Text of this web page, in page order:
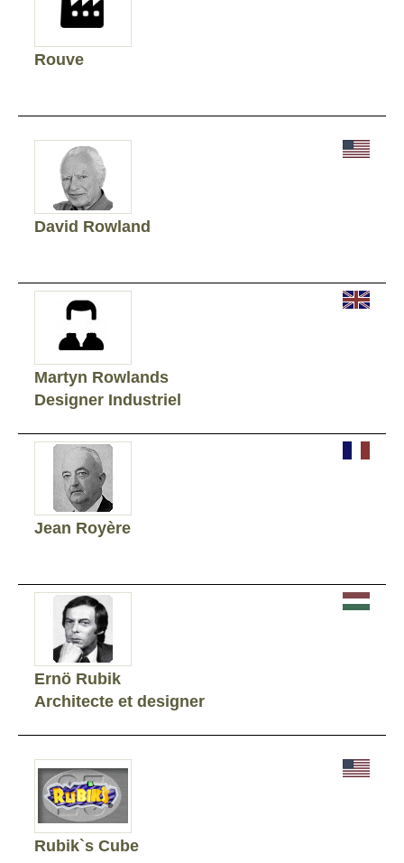
Rouve
David Rowland
Martyn Rowlands
Designer Industriel
Jean Royère
Ernö Rubik
Architecte et designer
Rubik`s Cube